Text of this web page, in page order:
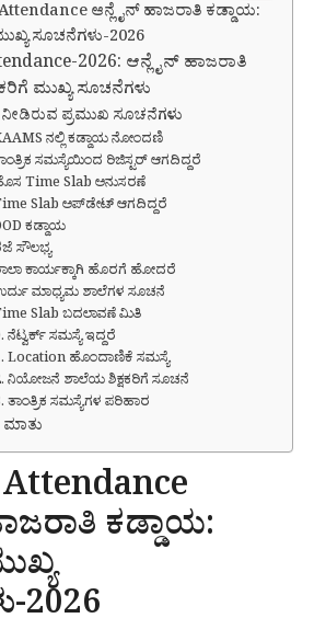
ಆನ್ಲೈನ್ ಹಾಜರಾತಿ ಕಡ್ಡಾಯ:
ಸೂಚನೆಗಳು-2026
2026: ಆನ್ಲೈನ್ ಹಾಜರಾತಿ
ಮುಖ್ಯ ಸೂಚನೆಗಳು
ನೀಡಿರುವ ಪ್ರಮುಖ ಸೂಚನೆಗಳು
ನಲ್ಲಿ ಕಡ್ಡಾಯ ನೋಂದಣಿ
ಸಮಸ್ಯೆಯಿಂದ ರಿಜಿಸ್ಟರ್ ಆಗದಿದ್ದರೆ
Time Slab ಅನುಸರಣೆ
Slab ಅಪ್‌ಡೇಟ್ ಆಗದಿದ್ದರೆ
ಕಡ್ಡಾಯ
ಸೌಲಭ್ಯ
ಕಾರ್ಯಕ್ಕಾಗಿ ಹೊರಗೆ ಹೋದರೆ
ಮಾಧ್ಯಮ ಶಾಲೆಗಳ ಸೂಚನೆ
Slab ಬದಲಾವಣೆ ಮಿತಿ
ನೆಟ್ವರ್ಕ್ ಸಮಸ್ಯೆ ಇದ್ದರೆ
Location ಹೊಂದಾಣಿಕೆ ಸಮಸ್ಯೆ
ನಿಯೋಜನೆ ಶಾಲೆಯ ಶಿಕ್ಷಕರಿಗೆ ಸೂಚನೆ
ತಾಂತ್ರಿಕ ಸಮಸ್ಯೆಗಳ ಪರಿಹಾರ
ಕಡ್ಡಾಯ:
2026